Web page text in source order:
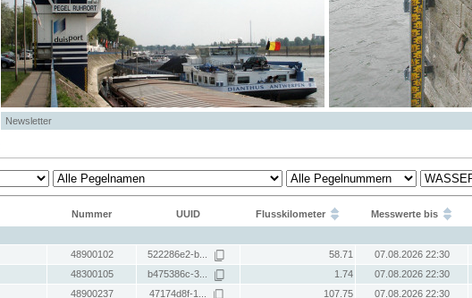
Newsletter
Nummer UUID Flusskilometer Messwerte bis
48900102 522286e2-b... 58.71
07.08.2026 22:30
48300105 b475386c-3... 1.74
07.08.2026 22:30
48900237 47174d8f-1... 107.75
07.08.2026 22:30